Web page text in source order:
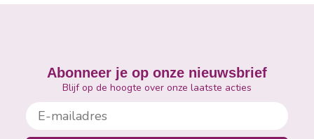
Abonneer je op onze nieuwsbrief
Blijf op de hoogte over onze laatste acties
E-mailadres